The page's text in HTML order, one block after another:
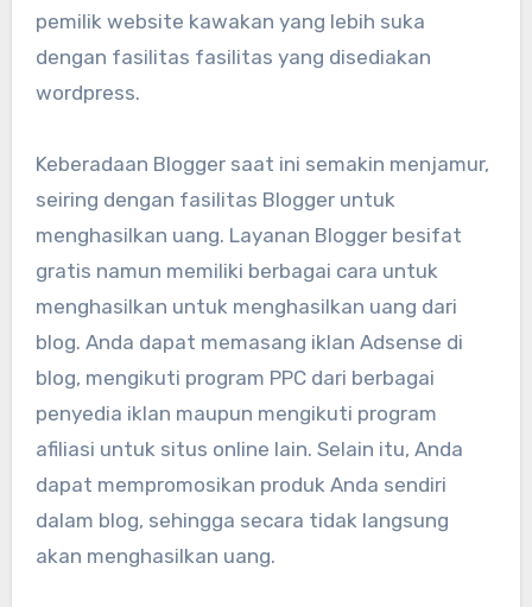
pemilik website kawakan yang lebih suka
dengan fasilitas fasilitas yang disediakan
wordpress.
Keberadaan Blogger saat ini semakin menjamur,
seiring dengan fasilitas Blogger untuk
menghasilkan uang. Layanan Blogger besifat
gratis namun memiliki berbagai cara untuk
menghasilkan untuk menghasilkan uang dari
blog. Anda dapat memasang iklan Adsense di
blog, mengikuti program PPC dari berbagai
penyedia iklan maupun mengikuti program
afiliasi untuk situs online lain. Selain itu, Anda
dapat mempromosikan produk Anda sendiri
dalam blog, sehingga secara tidak langsung
akan menghasilkan uang.